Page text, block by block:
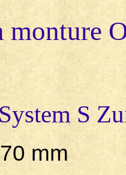
monture
S
mm